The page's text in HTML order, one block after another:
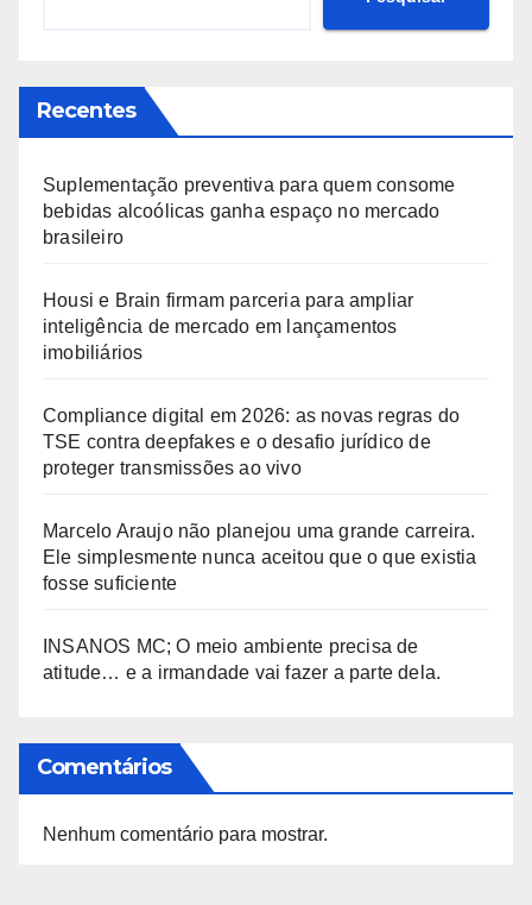
Recentes
Suplementação preventiva para quem consome
bebidas alcoólicas ganha espaço no mercado
brasileiro
Housi e Brain firmam parceria para ampliar
inteligência de mercado em lançamentos
imobiliários
Compliance digital em 2026: as novas regras do
TSE contra deepfakes e o desafio jurídico de
proteger transmissões ao vivo
Marcelo Araujo não planejou uma grande carreira.
Ele simplesmente nunca aceitou que o que existia
fosse suficiente
INSANOS MC; O meio ambiente precisa de
atitude… e a irmandade vai fazer a parte dela.
Comentários
Nenhum comentário para mostrar.